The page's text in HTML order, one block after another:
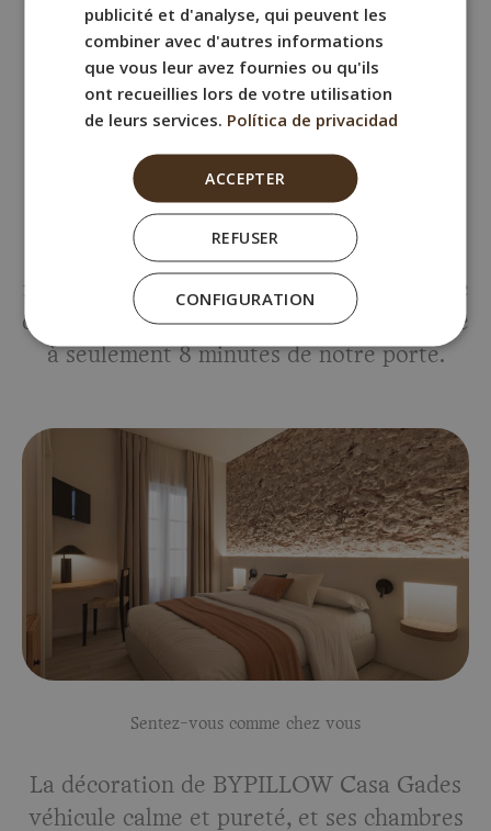
Emplacement incomparable
BYPILLOW Casa Gades est à seulement 5
minutes à pied du vibrant Marché Central
de l’Approvisionnement, où vous pourrez
déguster une grande variété de produits
frais et de délicieux plats typiques de la
région. De plus, la majestueuse Cathédrale
de Cadix, un joyau architectural, se trouve
à seulement 8 minutes de notre porte.
Sentez-vous comme chez vous
La décoration de BYPILLOW Casa Gades
véhicule calme et pureté, et ses chambres
publicité et d'analyse, qui peuvent les
combiner avec d'autres informations
que vous leur avez fournies ou qu'ils
ont recueillies lors de votre utilisation
de leurs services. Política de privacidad
ACCEPTER
REFUSER
CONFIGURATION